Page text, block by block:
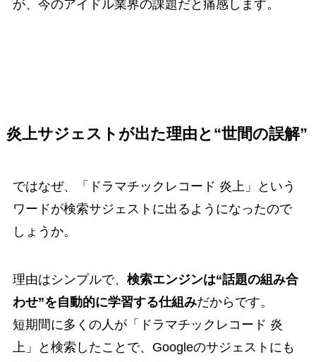
が、今のアイドル業界の課題だと痛感します。
炎上サジェストが出た理由と“世間の誤解”
ではなぜ、「ドラマチックレコード 炎上」という
ワードが検索サジェストに出るようになったので
しょうか。
理由はシンプルで、 検索エンジンは“話題の組み合
わせ”を自動的に学習する仕組みだからです。
短期間に多くの人が「ドラマチックレコード 炎
上」と検索したことで、Googleのサジェストにも